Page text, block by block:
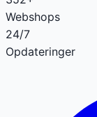
Webshops
24/7
Opdateringer